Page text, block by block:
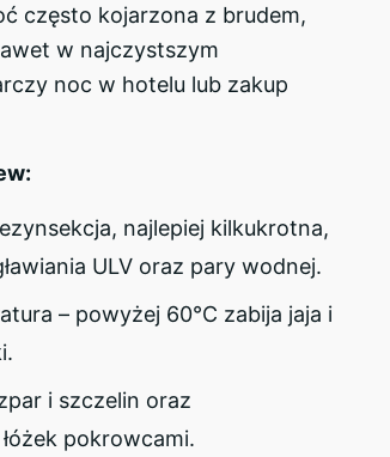
często kojarzona z brudem,
w najczystszym
noc w hotelu lub zakup
najlepiej kilkukrotna,
ULV oraz pary wodnej.
– powyżej 60°C zabija jaja i
i szczelin oraz
pokrowcami.